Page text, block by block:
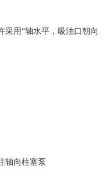
采用“轴水平，吸油口朝向
轴向柱塞泵